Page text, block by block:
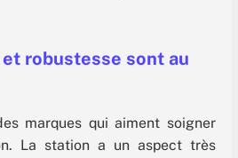
robustesse sont au
marques qui aiment soigner
La station a un aspect très